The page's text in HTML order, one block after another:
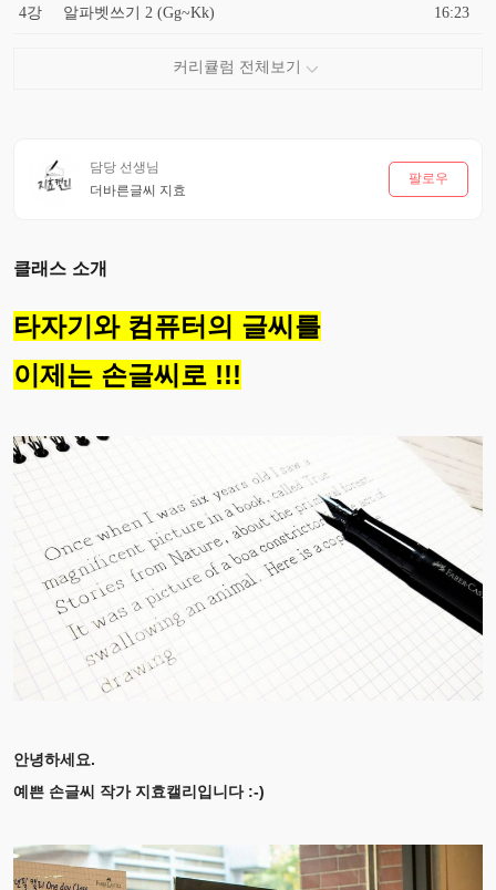
4강 알파벳쓰기 2 (Gg~Kk) 16:23
담당 선생님
더바른글씨 지효
팔로우
클래스 소개
타자기와 컴퓨터의 글씨를
이제는 손글씨로 !!!
안녕하세요.
예쁜 손글씨 작가 지효캘리입니다 :-)